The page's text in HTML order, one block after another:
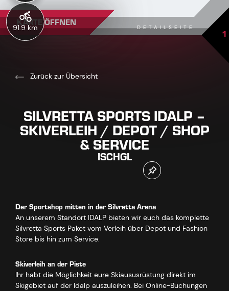
91.9 km
KARTE ÖFFNEN DETAILSEITE 1
Zurück zur Übersicht
SILVRETTA SPORTS IDALP –
SKIVERLEIH / DEPOT / SHOP
& SERVICE
ISCHGL
Der Sportshop mitten in der Silvretta Arena
An unserem Standort IDALP bieten wir euch das komplette
Silvretta Sports Paket vom Verleih über Depot und Fashion
Store bis hin zum Service.
Skiverleih an der Piste
Ihr habt die Möglichkeit eure Skiaususrüstung direkt im
Skigebiet auf der Idalp auszuleihen. Bei Online-Buchungen